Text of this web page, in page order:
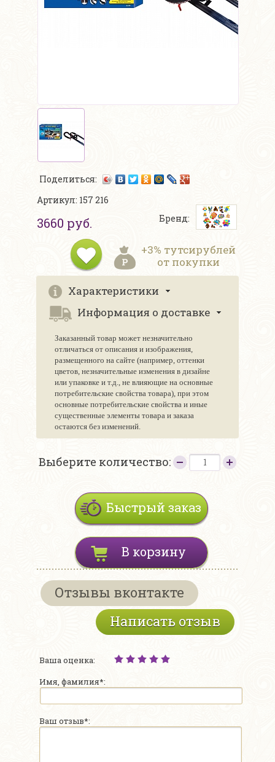
Поделиться:
Артикул: 157 216
3660 руб. Бренд:
+3% тутсирублей
от покупки
Характеристики
Информация о доставке
Заказанный товар может незначительно
отличаться от описания и изображения,
размещенного на сайте (например, оттенки
цветов, незначительные изменения в дизайне
или упаковке и т.д., не влияющие на основные
потребительские свойства товара), при этом
основные потребительские свойства и иные
существенные элементы товара и заказа
остаются без изменений.
Выберите количество:
Быстрый заказ
В корзину
Отзывы вконтакте
Написать отзыв
Ваша оценка:
Имя, фамилия*:
Ваш отзыв*: